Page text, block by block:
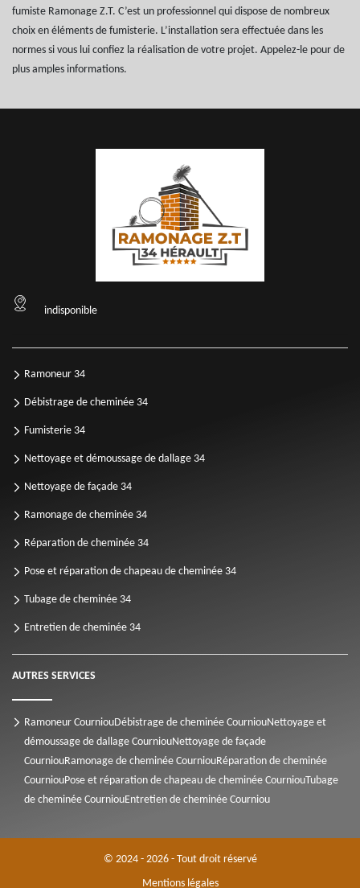
fumiste Ramonage Z.T. C’est un professionnel qui dispose de nombreux
choix en éléments de fumisterie. L’installation sera effectuée dans les
normes si vous lui confiez la réalisation de votre projet. Appelez-le pour de
plus amples informations.
indisponible
Ramoneur 34
Débistrage de cheminée 34
Fumisterie 34
Nettoyage et démoussage de dallage 34
Nettoyage de façade 34
Ramonage de cheminée 34
Réparation de cheminée 34
Pose et réparation de chapeau de cheminée 34
Tubage de cheminée 34
Entretien de cheminée 34
AUTRES SERVICES
Ramoneur CourniouDébistrage de cheminée CourniouNettoyage et
démoussage de dallage CourniouNettoyage de façade
CourniouRamonage de cheminée CourniouRéparation de cheminée
CourniouPose et réparation de chapeau de cheminée CourniouTubage
de cheminée CourniouEntretien de cheminée Courniou
© 2024 - 2026 - Tout droit réservé
Mentions légales